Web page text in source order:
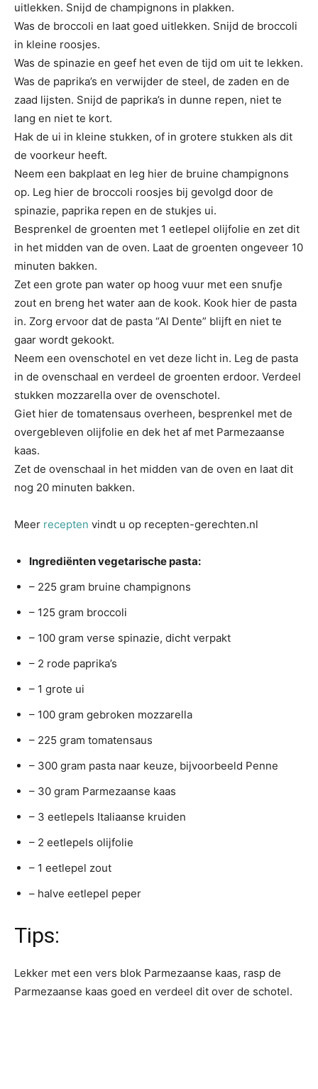
uitlekken. Snijd de champignons in plakken.
Was de broccoli en laat goed uitlekken. Snijd de broccoli
in kleine roosjes.
Was de spinazie en geef het even de tijd om uit te lekken.
Was de paprika’s en verwijder de steel, de zaden en de
zaad lijsten. Snijd de paprika’s in dunne repen, niet te
lang en niet te kort.
Hak de ui in kleine stukken, of in grotere stukken als dit
de voorkeur heeft.
Neem een bakplaat en leg hier de bruine champignons
op. Leg hier de broccoli roosjes bij gevolgd door de
spinazie, paprika repen en de stukjes ui.
Besprenkel de groenten met 1 eetlepel olijfolie en zet dit
in het midden van de oven. Laat de groenten ongeveer 10
minuten bakken.
Zet een grote pan water op hoog vuur met een snufje
zout en breng het water aan de kook. Kook hier de pasta
in. Zorg ervoor dat de pasta “Al Dente” blijft en niet te
gaar wordt gekookt.
Neem een ovenschotel en vet deze licht in. Leg de pasta
in de ovenschaal en verdeel de groenten erdoor. Verdeel
stukken mozzarella over de ovenschotel.
Giet hier de tomatensaus overheen, besprenkel met de
overgebleven olijfolie en dek het af met Parmezaanse
kaas.
Zet de ovenschaal in het midden van de oven en laat dit
nog 20 minuten bakken.
Meer recepten vindt u op recepten-gerechten.nl
Ingrediënten vegetarische pasta:
– 225 gram bruine champignons
– 125 gram broccoli
– 100 gram verse spinazie, dicht verpakt
– 2 rode paprika’s
– 1 grote ui
– 100 gram gebroken mozzarella
– 225 gram tomatensaus
– 300 gram pasta naar keuze, bijvoorbeeld Penne
– 30 gram Parmezaanse kaas
– 3 eetlepels Italiaanse kruiden
– 2 eetlepels olijfolie
– 1 eetlepel zout
– halve eetlepel peper
Tips:
Lekker met een vers blok Parmezaanse kaas, rasp de
Parmezaanse kaas goed en verdeel dit over de schotel.